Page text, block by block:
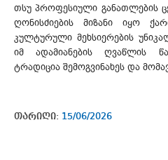
თსუ პროფესიული განათლების
ღონისძიების მიზანი იყო
კულტურული მეხსიერების
იმ ადამიანების ღვაწლის
ტრადიცია შემოგვინახეს და
თარიღი: 15/06/2026